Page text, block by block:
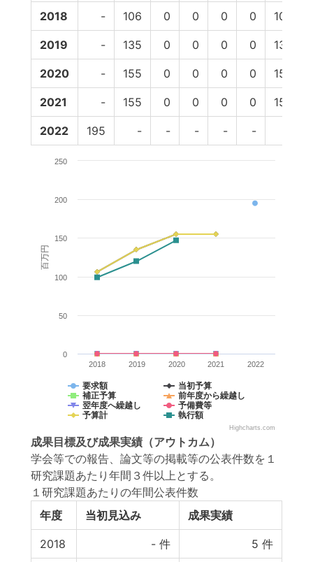
2018 - 106 0 0 0 0 106
2019 - 135 0 0 0 0 135
2020 - 155 0 0 0 0 155
2021 - 155 0 0 0 0 155
2022 195 - - - - -
百万円
要求額
当初予算
補正予算
前年度から繰越し
翌年度へ繰越し
予備費等
予算計
執行額
2018 2019 2020 2021 2022
0
50
100
150
200
250
Highcharts.com
成果目標及び成果実績 （アウトカム）
学会等での報告、論文等の掲載等の公表件数を１
研究課題あたり年間３件以上とする。
１研究課題あたりの年間公表件数
年度
当初見込み 成果実績
2018 - 件 5 件